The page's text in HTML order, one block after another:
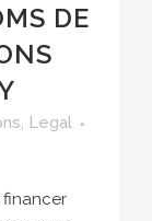
DE
, Legal
financer